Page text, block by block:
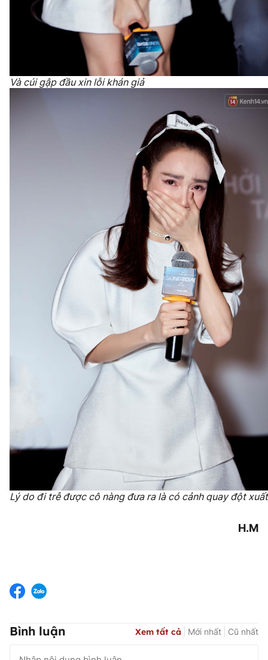
Và cúi gập đầu xin lỗi khán giả
Lý do đi trễ được cô nàng đưa ra là có cảnh quay đột
H.M
Bình luận Xem tất cả Mới nhất Cũ nhất